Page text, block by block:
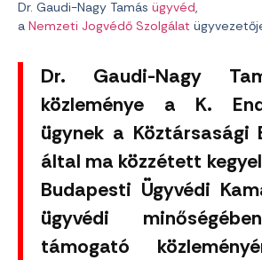
Dr. Gaudi-Nagy Tamás ügyvéd,
a Nemzeti Jogvédő Szolgálat
Dr. Gaudi-Nagy
közleménye a K.
ügynek a Köztársasági
által ma közzétett
Budapesti Ügyvédi
ügyvédi
támogató